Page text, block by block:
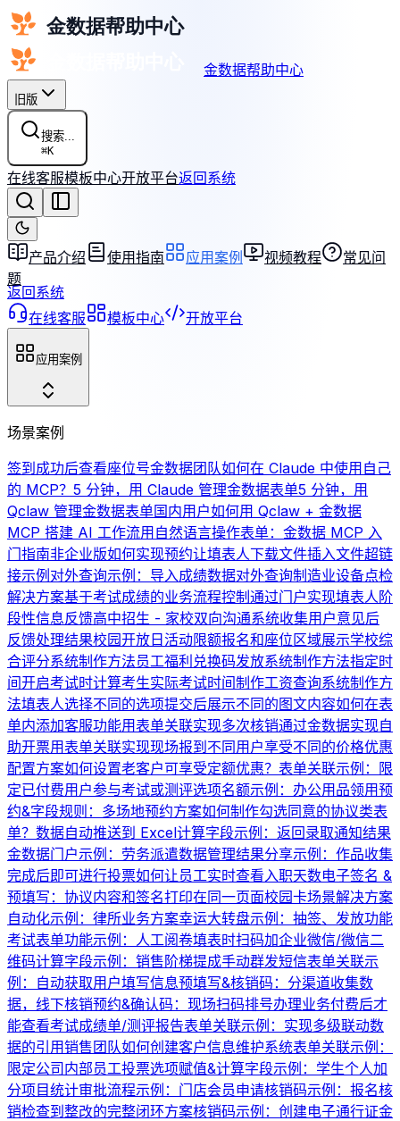
金数据帮助中心
旧版
搜索...
⌘K
在线客服模板中心开放平台返回系统
产品介绍 使用指南 应用案例 视频教程
常见问
题
返回系统
在线客服
模板中心 开放平台
应用案例
场景案例
签到成功后查看座位号金数据团队如何在 Claude 中使用自己
的 MCP？ 5 分钟，用 Claude 管理金数据表单5 分钟，用
Qclaw 管理金数据表单国内用户如何用 Qclaw + 金数据
MCP 搭建 AI 工作流用自然语言操作表单：金数据 MCP 入
门指南非企业版如何实现预约让填表人下载文件插入文件超链
接示例对外查询示例：导入成绩数据对外查询制造业设备点检
解决方案基于考试成绩的业务流程控制通过门户实现填表人阶
段性信息反馈高中招生 - 家校双向沟通系统收集用户意见后
反馈处理结果校园开放日活动限额报名和座位区域展示学校综
合评分系统制作方法员工福利兑换码发放系统制作方法指定时
间开启考试时计算考生实际考试时间制作工资查询系统制作方
法填表人选择不同的选项提交后展示不同的图文内容如何在表
单内添加客服功能用表单关联实现多次核销通过金数据实现自
助开票用表单关联实现现场报到不同用户享受不同的价格优惠
配置方案如何设置老客户可享受定额优惠？ 表单关联示例：限
定已付费用户参与考试或测评选项名额示例：办公用品领用预
约&字段规则：多场地预约方案如何制作勾选同意的协议类表
单？ 数据自动推送到 Excel计算字段示例：返回录取通知结果
金数据门户示例：劳务派遣数据管理结果分享示例：作品收集
完成后即可进行投票如何让员工实时查看入职天数电子签名 &
预填写：协议内容和签名打印在同一页面校园卡场景解决方案
自动化示例：律所业务方案幸运大转盘示例：抽签、发放功能
考试表单功能示例：人工阅卷填表时扫码加企业微信/微信二
维码计算字段示例：销售阶梯提成手动群发短信表单关联示
例：自动获取用户填写信息预填写&核销码：分渠道收集数
据，线下核销预约&确认码：现场扫码排号办理业务付费后才
能查看考试成绩单/测评报告表单关联示例：实现多级联动数
据的引用销售团队如何创建客户信息维护系统表单关联示例：
限定公司内部员工投票选项赋值&计算字段示例：学生个人加
分项目统计审批流程示例：门店会员申请核销码示例：报名核
销检查到整改的完整闭环方案核销码示例：创建电子通行证金